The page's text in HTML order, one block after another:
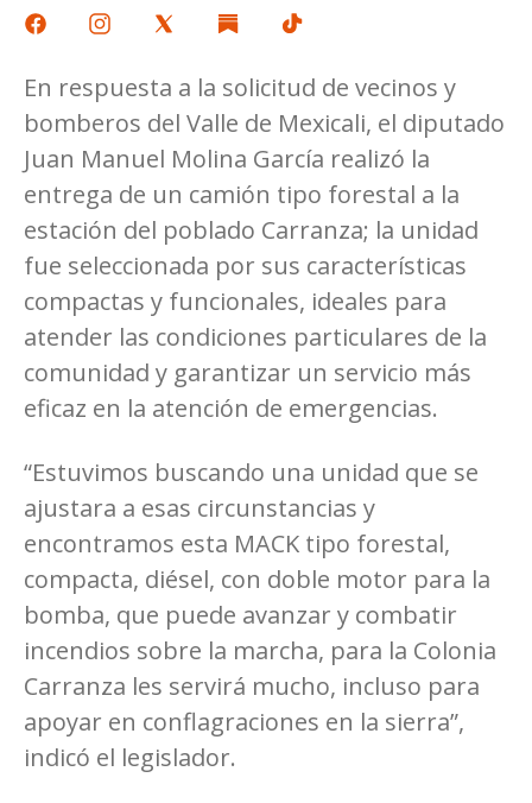
En respuesta a la solicitud de vecinos y
bomberos del Valle de Mexicali, el diputado
Juan Manuel Molina García realizó la
entrega de un camión tipo forestal a la
estación del poblado Carranza; la unidad
fue seleccionada por sus características
compactas y funcionales, ideales para
atender las condiciones particulares de la
comunidad y garantizar un servicio más
eficaz en la atención de emergencias.
“Estuvimos buscando una unidad que se
ajustara a esas circunstancias y
encontramos esta MACK tipo forestal,
compacta, diésel, con doble motor para la
bomba, que puede avanzar y combatir
incendios sobre la marcha, para la Colonia
Carranza les servirá mucho, incluso para
apoyar en conflagraciones en la sierra”,
indicó el legislador.